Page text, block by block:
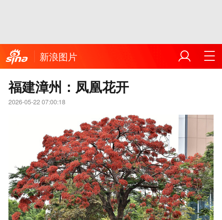
新浪图片
福建漳州：凤凰花开
2026-05-22 07:00:18